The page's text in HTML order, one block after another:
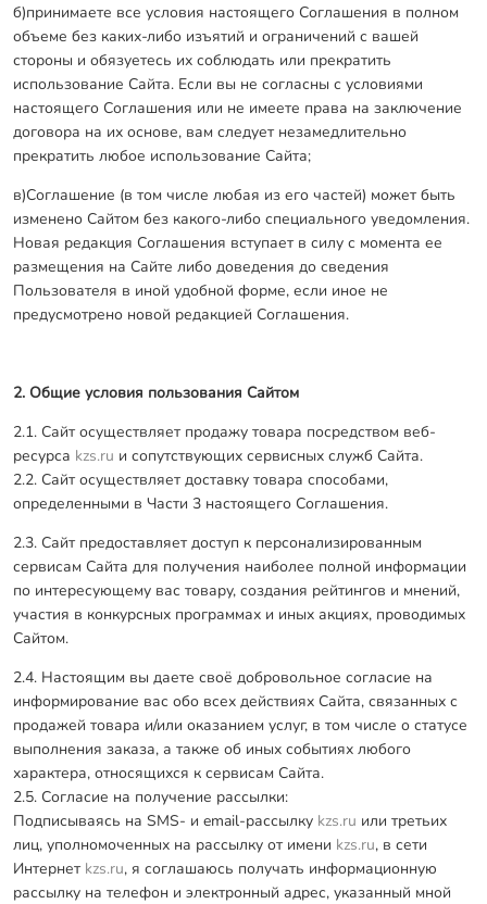
б)принимаете все условия настоящего Соглашения в полном
объеме без каких-либо изъятий и ограничений с вашей
стороны и обязуетесь их соблюдать или прекратить
использование Сайта. Если вы не согласны с условиями
настоящего Соглашения или не имеете права на заключение
договора на их основе, вам следует незамедлительно
прекратить любое использование Сайта;
в)Соглашение (в том числе любая из его частей) может быть
изменено Сайтом без какого-либо специального уведомления.
Новая редакция Соглашения вступает в силу с момента ее
размещения на Сайте либо доведения до сведения
Пользователя в иной удобной форме, если иное не
предусмотрено новой редакцией Соглашения.
2. Общие условия пользования Сайтом
2.1. Сайт осуществляет продажу товара посредством веб-
ресурса kzs.ru и сопутствующих сервисных служб Сайта.
2.2. Сайт осуществляет доставку товара способами,
определенными в Части 3 настоящего Соглашения.
2.3. Сайт предоставляет доступ к персонализированным
сервисам Сайта для получения наиболее полной информации
по интересующему вас товару, создания рейтингов и мнений,
участия в конкурсных программах и иных акциях, проводимых
Сайтом.
2.4. Настоящим вы даете своё добровольное согласие на
информирование вас обо всех действиях Сайта, связанных с
продажей товара и/или оказанием услуг, в том числе о статусе
выполнения заказа, а также об иных событиях любого
характера, относящихся к сервисам Сайта.
2.5. Согласие на получение рассылки:
Подписываясь на SMS- и email-рассылку kzs.ru или третьих
лиц, уполномоченных на рассылку от имени kzs.ru, в сети
Интернет kzs.ru, я соглашаюсь получать информационную
рассылку на телефон и электронный адрес, указанный мной